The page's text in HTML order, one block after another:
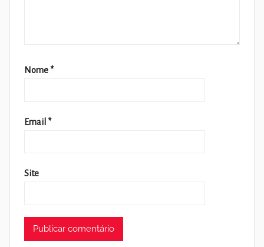
Nome *
Email *
Site